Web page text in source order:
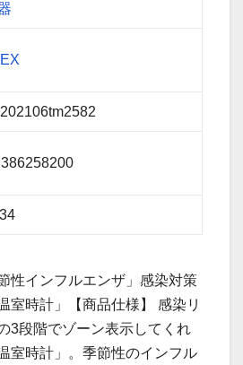
性インフルエンザ」感染対策
室時計」【商品仕様】 感染リ
3段階でゾーン表示してくれ
室時計」。季節性のインフル